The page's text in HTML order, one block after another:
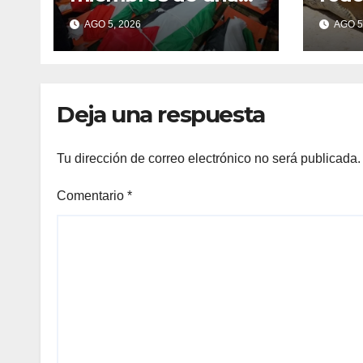
misma familia
asesinados durante
el genocidio
AGO 5, 2026 AGO
Deja una respuesta
Tu dirección de correo electrónico no será publicada.
Comentario *